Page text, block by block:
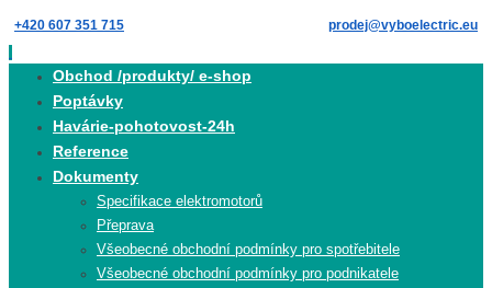
Skip
to
content
+420 607 351 715 prodej@vyboelectric.eu
Obchod /produkty/ e-shop
Poptávky
Havárie-pohotovost-24h
Reference
Dokumenty
Specifikace elektromotorů
Přeprava
Všeobecné obchodní podmínky pro spotřebitele
Všeobecné obchodní podmínky pro podnikatele